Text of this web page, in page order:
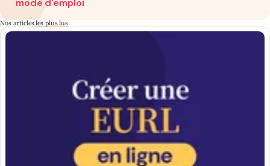
mode d'emploi
Nos articlesles plus lus